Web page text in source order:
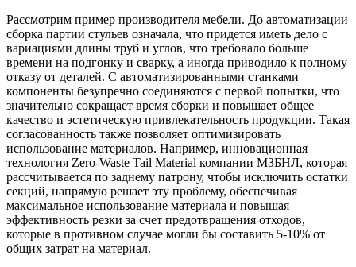
Рассмотрим пример производителя мебели. До автоматизации
сборка партии стульев означала, что придется иметь дело с
вариациями длины труб и углов, что требовало больше
времени на подгонку и сварку, а иногда приводило к полному
отказу от деталей. С автоматизированными станками
компоненты безупречно соединяются с первой попытки, что
значительно сокращает время сборки и повышает общее
качество и эстетическую привлекательность продукции. Такая
согласованность также позволяет оптимизировать
использование материалов. Например, инновационная
технология Zero-Waste Tail Material компании МЗБНЛ, которая
рассчитывается по заднему патрону, чтобы исключить остатки
секций, напрямую решает эту проблему, обеспечивая
максимальное использование материала и повышая
эффективность резки за счет предотвращения отходов,
которые в противном случае могли бы составить 5-10% от
общих затрат на материал.